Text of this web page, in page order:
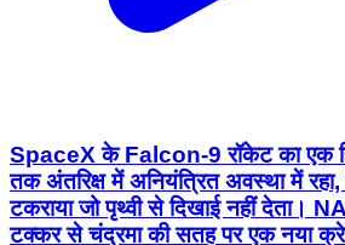
SpaceX के Falcon-9 रॉकेट का एक
तक अंतरिक्ष में अनियंत्रित अवस्था में
(स्पेस डेब्रिस) और उनके दीर्घकालिक
का विषय बन गई है। वैज्ञानिक इस तरह
कर चंद्रमा की सतह और अंतरिक्ष मलबे के
समझने का प्रयास करते हैं। . . . .